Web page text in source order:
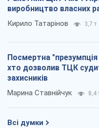
виробництво власних
Кирило Татарінов 3,7 т.
Посмертна
хто дозволив ТЦК
захисників
Марина Ставнійчук 8,4
Всі думки